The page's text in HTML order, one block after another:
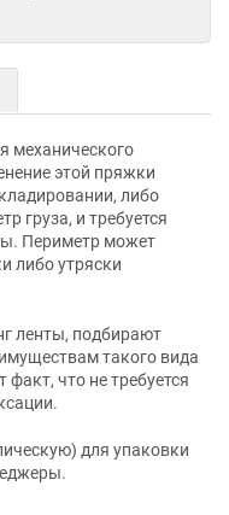
механического
этой пряжки
либо
груза, и требуется
Периметр может
либо утряски
ленты, подбирают
такого вида
что не требуется
для упаковки